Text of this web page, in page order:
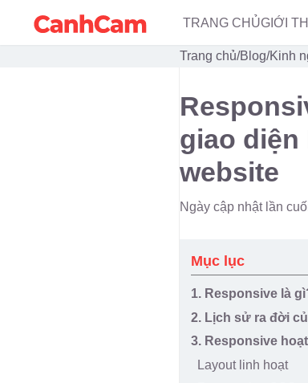
TRANG CHỦGIỚI
Trang chủ/Blog/Kinh
giao diện
website
Ngày cập nhật lần
Mục lục
1. Responsive là
2. Lịch sử ra đời
3. Responsive
Layout linh hoạt